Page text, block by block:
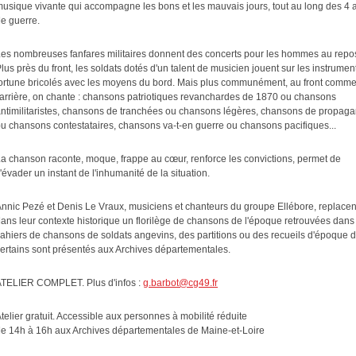
vivante qui accompagne les bons et les mauvais jours, tout au long des 4
guerre.
nombreuses fanfares militaires donnent des concerts pour les hommes au
près du front, les soldats dotés d'un talent de musicien jouent sur les
bricolés avec les moyens du bord. Mais plus communément, au front
on chante : chansons patriotiques revanchardes de 1870 ou chansons
chansons de tranchées ou chansons légères, chansons de
chansons contestataires, chansons va-t-en guerre ou chansons pacifiques...
chanson raconte, moque, frappe au cœur, renforce les convictions, permet de
un instant de l'inhumanité de la situation.
Pezé et Denis Le Vraux, musiciens et chanteurs du groupe Ellébore,
leur contexte historique un florilège de chansons de l'époque retrouvées
de chansons de soldats angevins, des partitions ou des recueils d'époque
sont présentés aux Archives départementales.
COMPLET. Plus d'infos : g.barbot@cg49.fr
gratuit. Accessible aux personnes à mobilité réduite
14h à 16h aux Archives départementales de Maine-et-Loire